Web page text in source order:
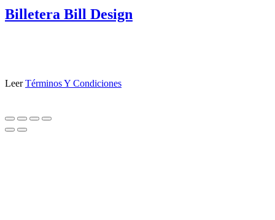
Billetera Bill Design
LeerTérminos Y Condiciones